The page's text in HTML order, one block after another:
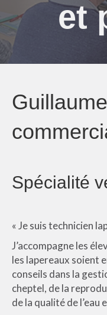
et
Spécialité
« Je suis technicien
J’accompagne les
les lapereaux soient
conseils dans la
cheptel, de la
de la qualité de l’eau